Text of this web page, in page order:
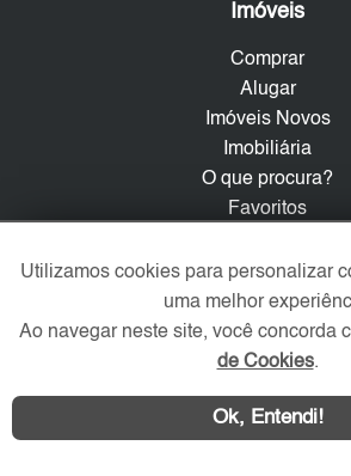
Imóveis
Comprar
Alugar
Imóveis Novos
Imobiliária
O que procura?
Favoritos
Serviços
Blog
Anuncie
Vagas para corretores
Ofereça seu imóvel
Utilizamos cookies para personalizar
uma melhor
Ao navegar neste site, você concorda
de Cookies.
Ok, Entendi!